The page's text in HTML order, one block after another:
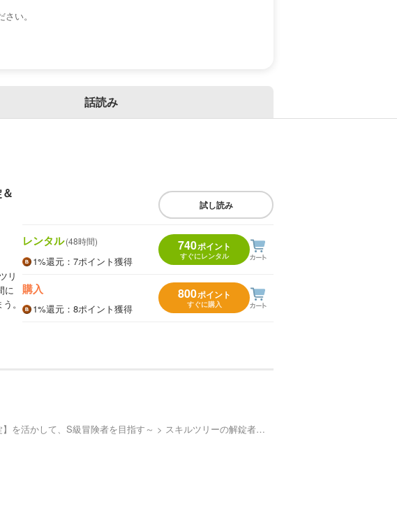
い。
話読み
リ
に
。
試し読み
レンタル(48時間)
1%還元 ：7ポイント獲得
740ポイント
すぐにレンタル
購入
1%還元 ：8ポイント獲得
800ポイント
すぐに購入
を活かして、S級冒険者を目指す～ スキルツリーの解錠者～A級パーティーを追放されたので【解錠＆施錠】を活かして、S級冒険者を目指す～ 1